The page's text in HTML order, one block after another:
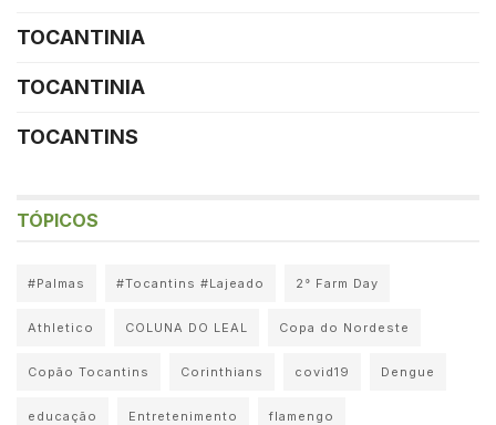
TOCANTINIA
TOCANTINIA
TOCANTINS
TÓPICOS
#Palmas #Tocantins #Lajeado 2° Farm Day
Athletico COLUNA DO LEAL Copa do Nordeste
Copão Tocantins Corinthians covid19 Dengue
educação Entretenimento flamengo